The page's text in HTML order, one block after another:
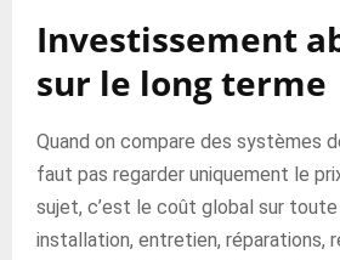
Investissement
sur le long terme
Quand on compare des systèmes
faut pas regarder uniquement le
sujet, c’est le coût global sur toute
installation, entretien, réparations,